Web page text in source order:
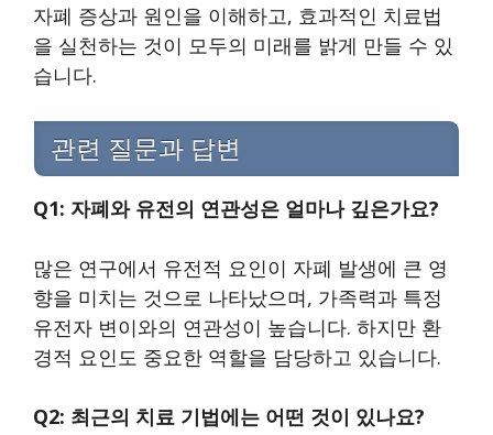
자폐 증상과 원인을 이해하고, 효과적인 치료법
을 실천하는 것이 모두의 미래를 밝게 만들 수 있
습니다.
관련 질문과 답변
Q1: 자폐와 유전의 연관성은 얼마나 깊은가요?
많은 연구에서 유전적 요인이 자폐 발생에 큰 영
향을 미치는 것으로 나타났으며, 가족력과 특정
유전자 변이와의 연관성이 높습니다. 하지만 환
경적 요인도 중요한 역할을 담당하고 있습니다.
Q2: 최근의 치료 기법에는 어떤 것이 있나요?